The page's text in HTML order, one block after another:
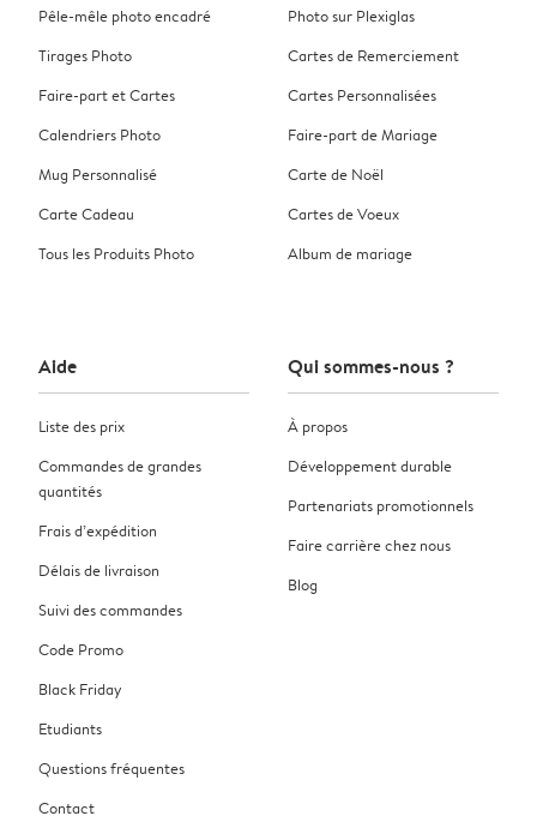
Pêle-mêle photo encadré
Tirages Photo
Faire-part et Cartes
Calendriers Photo
Mug Personnalisé
Carte Cadeau
Tous les Produits Photo
Photo sur Plexiglas
Cartes de Remerciement
Cartes Personnalisées
Faire-part de Mariage
Carte de Noël
Cartes de Voeux
Album de mariage
Aide
Liste des prix
Commandes de grandes
quantités
Frais d’expédition
Délais de livraison
Suivi des commandes
Code Promo
Black Friday
Etudiants
Questions fréquentes
Contact
Qui sommes-nous ?
À propos
Développement durable
Partenariats promotionnels
Faire carrière chez nous
Blog